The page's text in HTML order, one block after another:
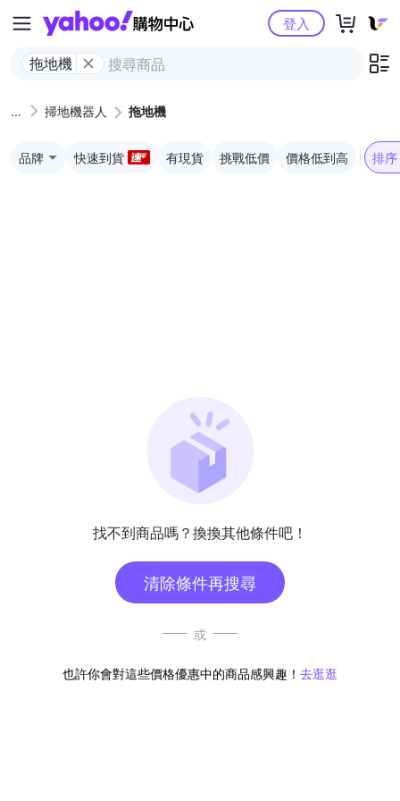
Yahoo購物中心
拖地機
登入
掃地機器人 拖地機
品牌 快速到貨 有現貨 挑戰低價 價格低到高 排序
找不到商品嗎？換換其他條件吧！
清除條件再搜尋
或
也許你會對這些價格優惠中的商品感興趣！ 去逛逛